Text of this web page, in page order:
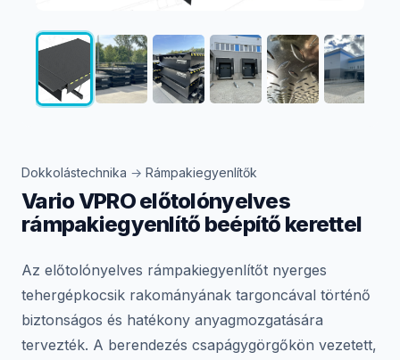
Dokkolástechnika → Rámpakiegyenlítők
Vario VPRO előtolónyelves
rámpakiegyenlítő beépítő kerettel
Az előtolónyelves rámpakiegyenlítőt nyerges
tehergépkocsik rakományának targoncával történő
biztonságos és hatékony anyagmozgatására
tervezték. A berendezés csapágygörgőkön vezetett,